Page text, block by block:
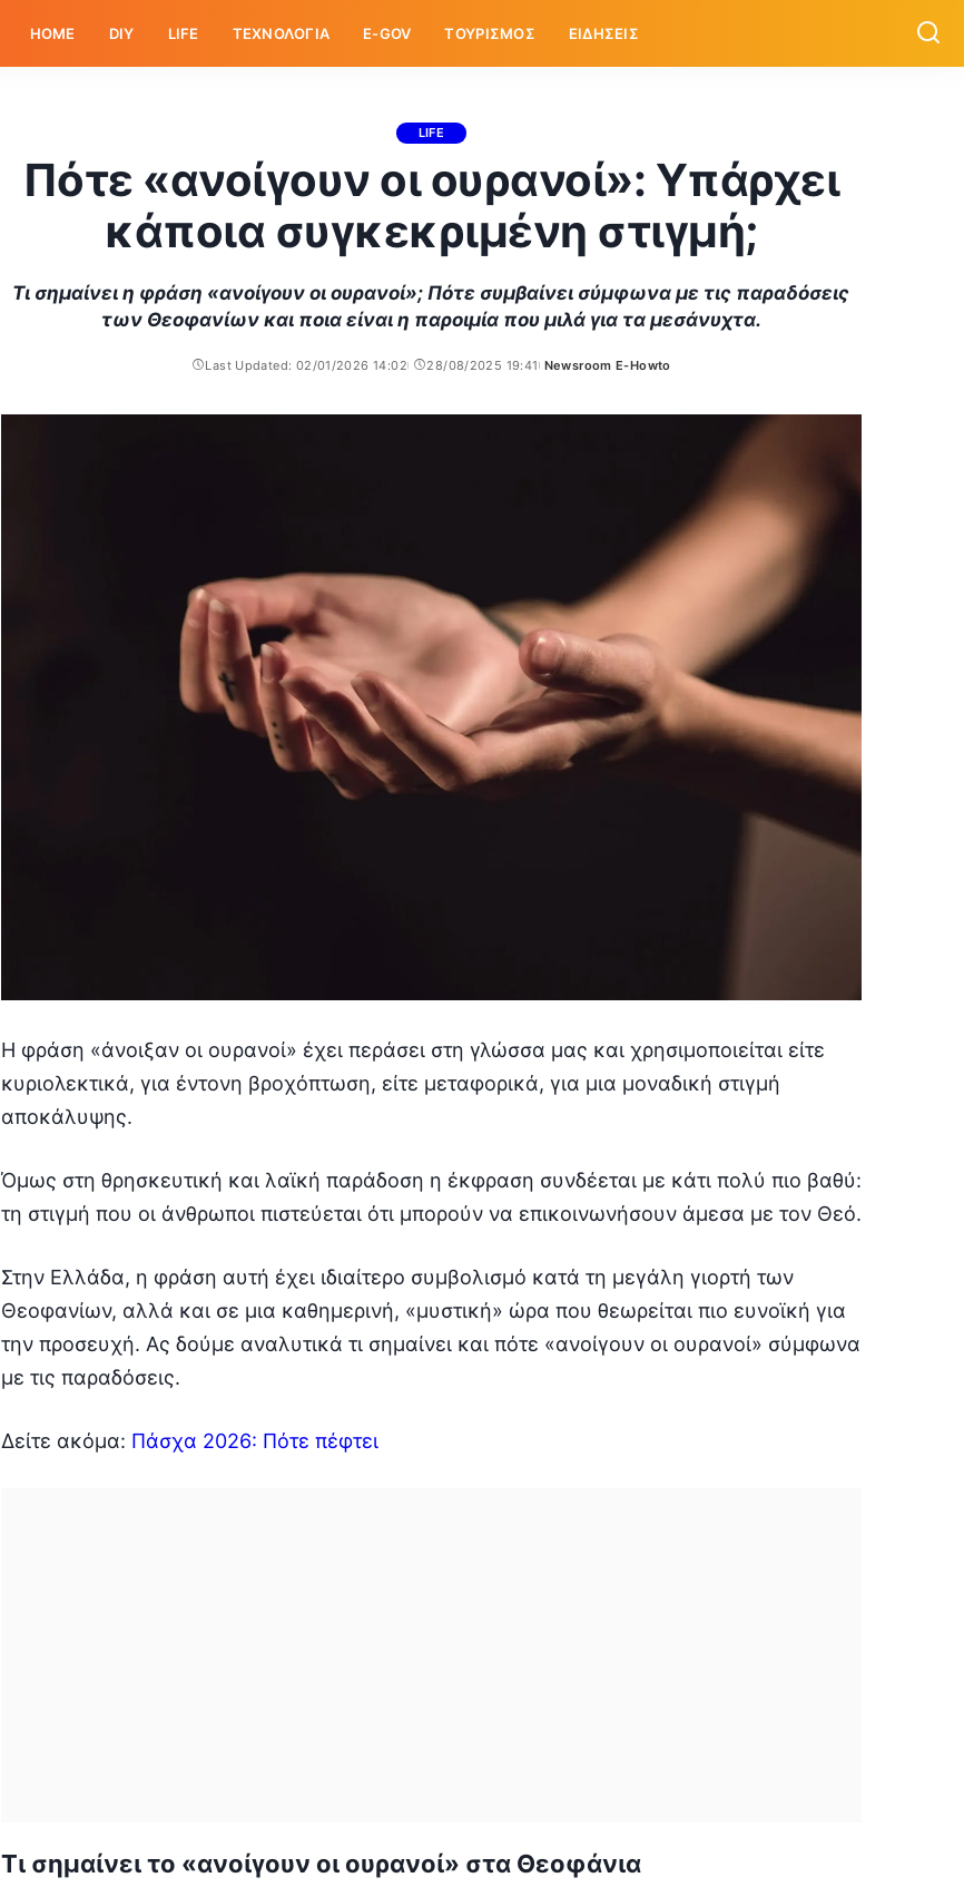
HOME DIY LIFE ΤΕΧΝΟΛΟΓΙΑ E-GOV ΤΟΥΡΙΣΜΟΣ ΕΙΔΗΣΕΙΣ
LIFE
Πότε «ανοίγουν οι ουρανοί»: Υπάρχει
κάποια συγκεκριμένη στιγμή;
Τι σημαίνει η φράση «ανοίγουν οι ουρανοί»; Πότε συμβαίνει σύμφωνα με τις παραδόσεις
των Θεοφανίων και ποια είναι η παροιμία που μιλά για τα μεσάνυχτα.
Last Updated: 02/01/2026 14:02 28/08/2025 19:41
Posted
Newsroom E-Howto
Η φράση «άνοιξαν οι ουρανοί» έχει περάσει στη γλώσσα μας και χρησιμοποιείται είτε
κυριολεκτικά, για έντονη βροχόπτωση, είτε μεταφορικά, για μια μοναδική στιγμή
αποκάλυψης.
Όμως στη θρησκευτική και λαϊκή παράδοση η έκφραση συνδέεται με κάτι πολύ πιο βαθύ:
τη στιγμή που οι άνθρωποι πιστεύεται ότι μπορούν να επικοινωνήσουν άμεσα με τον Θεό.
Στην Ελλάδα, η φράση αυτή έχει ιδιαίτερο συμβολισμό κατά τη μεγάλη γιορτή των
Θεοφανίων, αλλά και σε μια καθημερινή, «μυστική» ώρα που θεωρείται πιο ευνοϊκή για
την προσευχή. Ας δούμε αναλυτικά τι σημαίνει και πότε «ανοίγουν οι ουρανοί» σύμφωνα
με τις παραδόσεις.
Δείτε ακόμα: Πάσχα 2026: Πότε πέφτει
Τι σημαίνει το «ανοίγουν οι ουρανοί» στα Θεοφάνια